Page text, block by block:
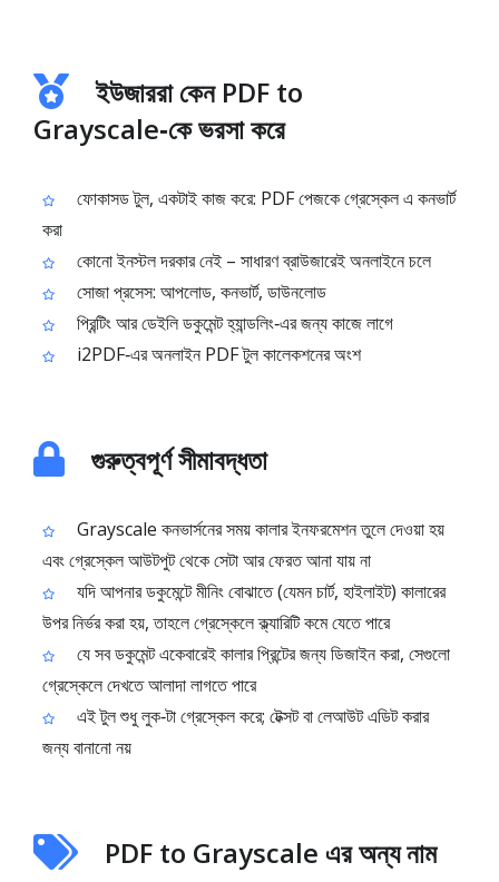
ইউজাররা কেন PDF to
Grayscale‑কে ভরসা করে
ফোকাসড টুল, একটাই কাজ করে: PDF পেজকে গ্রেস্কেল এ কনভার্ট
করা
কোনো ইনস্টল দরকার নেই – সাধারণ ব্রাউজারেই অনলাইনে চলে
সোজা প্রসেস: আপলোড, কনভার্ট, ডাউনলোড
প্রিন্টিং আর ডেইলি ডকুমেন্ট হ্যান্ডলিং‑এর জন্য কাজে লাগে
i2PDF‑এর অনলাইন PDF টুল কালেকশনের অংশ
গুরুত্বপূর্ণ সীমাবদ্ধতা
Grayscale কনভার্সনের সময় কালার ইনফরমেশন তুলে দেওয়া হয়
এবং গ্রেস্কেল আউটপুট থেকে সেটা আর ফেরত আনা যায় না
যদি আপনার ডকুমেন্টে মীনিং বোঝাতে (যেমন চার্ট, হাইলাইট) কালারের
উপর নির্ভর করা হয়, তাহলে গ্রেস্কেলে ক্ল্যারিটি কমে যেতে পারে
যে সব ডকুমেন্ট একেবারেই কালার প্রিন্টের জন্য ডিজাইন করা, সেগুলো
গ্রেস্কেলে দেখতে আলাদা লাগতে পারে
এই টুল শুধু লুক‑টা গ্রেস্কেল করে; টেক্সট বা লেআউট এডিট করার
জন্য বানানো নয়
PDF to Grayscale এর অন্য নাম